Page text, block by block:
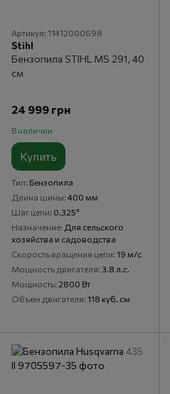
Артикул: 11412000698
Stihl
Бензопила STIHL MS 291, 40
см
24 999 грн
В наличии
Купить
Тип Бензопила
Длина шины 400 мм
Шаг цепи 0.325"
Назначение Для сельского
хозяйства и садоводства
Скорость вращения цепи 19 м/с
Мощность двигателя 3.8 л.с.
Мощность 2800 Вт
Объем двигателя 118 куб. см